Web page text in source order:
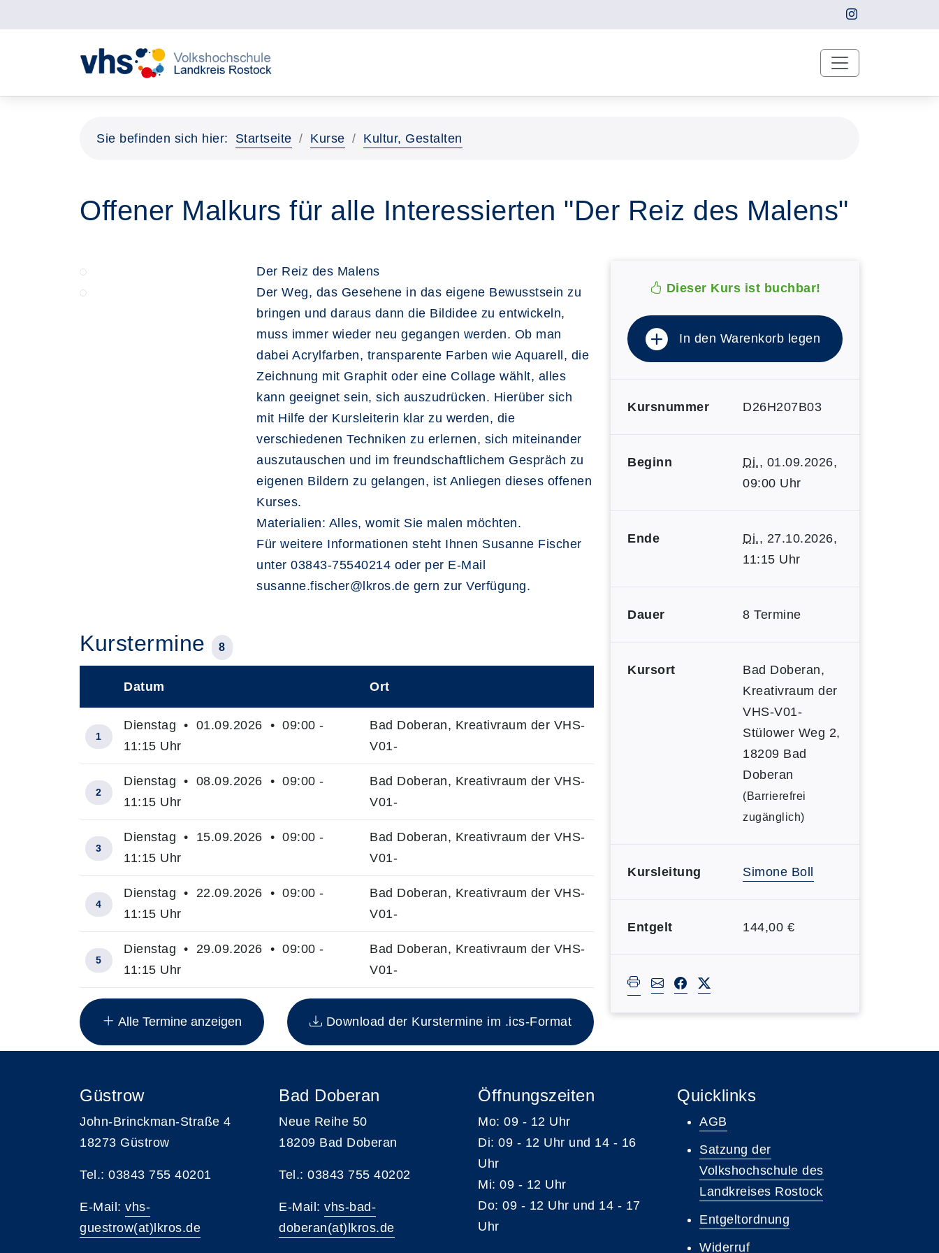
Sie befinden sich hier: Startseite Kurse Kultur, Gestalten
Offener Malkurs für alle Interessierten "Der Reiz des Malens"
Der Reiz des Malens
Der Weg, das Gesehene in das eigene Bewusstsein zu
bringen und daraus dann die Bildidee zu entwickeln,
muss immer wieder neu gegangen werden. Ob man
dabei Acrylfarben, transparente Farben wie Aquarell, die
Zeichnung mit Graphit oder eine Collage wählt, alles
kann geeignet sein, sich auszudrücken. Hierüber sich
mit Hilfe der Kursleiterin klar zu werden, die
verschiedenen Techniken zu erlernen, sich miteinander
auszutauschen und im freundschaftlichem Gespräch zu
eigenen Bildern zu gelangen, ist Anliegen dieses offenen
Kurses.
Materialien: Alles, womit Sie malen möchten.
Für weitere Informationen steht Ihnen Susanne Fischer
unter 03843-75540214 oder per E-Mail
susanne.fischer@lkros.de gern zur Verfügung.
Kurstermine 8
Insgesamt gibt es 8 Termine zum diesen Kurs
Datum Ort
1
Dienstag • 01.09.2026 • 09:00 -
11:15 Uhr
Bad Doberan, Kreativraum der VHS-
V01-
2
Dienstag • 08.09.2026 • 09:00 -
11:15 Uhr
Bad Doberan, Kreativraum der VHS-
V01-
3
Dienstag • 15.09.2026 • 09:00 -
11:15 Uhr
Bad Doberan, Kreativraum der VHS-
V01-
4
Dienstag • 22.09.2026 • 09:00 -
11:15 Uhr
Bad Doberan, Kreativraum der VHS-
V01-
5
Dienstag • 29.09.2026 • 09:00 -
11:15 Uhr
Bad Doberan, Kreativraum der VHS-
V01-
Alle Termine anzeigen Download der Kurstermine im .ics-Format
Dieser Kurs ist buchbar!
In den Warenkorb legen
Kursnummer D26H207B03
Beginn Di., 01.09.2026,
09:00 Uhr
Ende Di., 27.10.2026,
11:15 Uhr
Dauer 8 Termine
Kursort
Bad Doberan,
Kreativraum der
VHS-V01-
Stülower Weg 2,
18209 Bad
Doberan
(Barrierefrei
zugänglich)
Kursleitung Simone Boll
Entgelt 144,00 €
Güstrow
John-Brinckman-Straße 4
18273 Güstrow
Tel.: 03843 755 40201
E-Mail: vhs-
guestrow(at)lkros.de
Bad Doberan
Neue Reihe 50
18209 Bad Doberan
Tel.: 03843 755 40202
E-Mail: vhs-bad-
doberan(at)lkros.de
Öffnungszeiten
Mo: 09 - 12 Uhr
Di: 09 - 12 Uhr und 14 - 16
Uhr
Mi: 09 - 12 Uhr
Do: 09 - 12 Uhr und 14 - 17
Uhr
Quicklinks
AGB
Satzung der
Volkshochschule des
Landkreises Rostock
Entgeltordnung
Widerruf